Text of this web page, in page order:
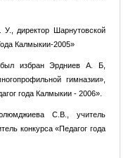
директор Шарнутовской
Калмыкии-2005»
избран Эрдниев А. Б,
гимназии»,
года Калмыкии - 2006».
С.В., учитель
конкурса «Педагог года